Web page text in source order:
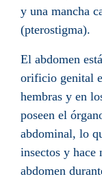
y una mancha
(pterostigma).
El abdomen
orificio genital
hembras y en
poseen el
abdominal, lo
insectos y hace
abdomen